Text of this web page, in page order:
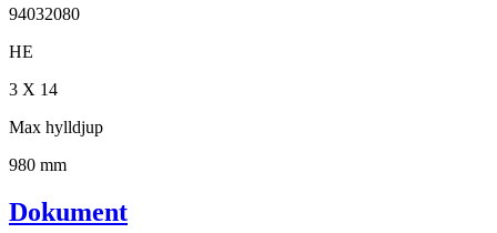
94032080
HE
3 X 14
Max hylldjup
980 mm
Dokument